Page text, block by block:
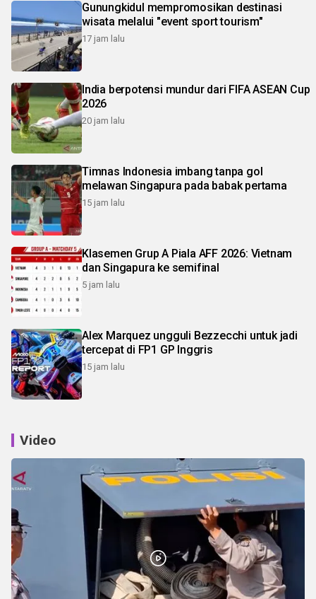
Gunungkidul mempromosikan destinasi
wisata melalui "event sport tourism"
17 jam lalu
India berpotensi mundur dari FIFA ASEAN Cup
2026
20 jam lalu
Timnas Indonesia imbang tanpa gol
melawan Singapura pada babak pertama
15 jam lalu
Klasemen Grup A Piala AFF 2026: Vietnam
dan Singapura ke semifinal
5 jam lalu
Alex Marquez ungguli Bezzecchi untuk jadi
tercepat di FP1 GP Inggris
15 jam lalu
Video